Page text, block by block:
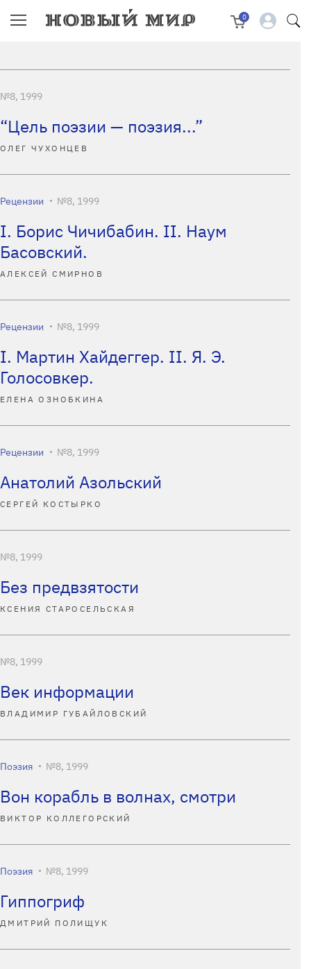
0
№8, 1999
“Цель поэзии — поэзия...”
ОЛЕГ ЧУХОНЦЕВ
Рецензии №8, 1999
I. Борис Чичибабин. II. Наум
Басовский.
АЛЕКСЕЙ СМИРНОВ
Рецензии №8, 1999
I. Мартин Хайдеггер. II. Я. Э.
Голосовкер.
ЕЛЕНА ОЗНОБКИНА
Рецензии №8, 1999
Анатолий Азольский
СЕРГЕЙ КОСТЫРКО
№8, 1999
Без предвзятости
КСЕНИЯ СТАРОСЕЛЬСКАЯ
№8, 1999
Век информации
ВЛАДИМИР ГУБАЙЛОВСКИЙ
Поэзия №8, 1999
Вон корабль в волнах, смотри
ВИКТОР КОЛЛЕГОРСКИЙ
Поэзия №8, 1999
Гиппогриф
ДМИТРИЙ ПОЛИЩУК